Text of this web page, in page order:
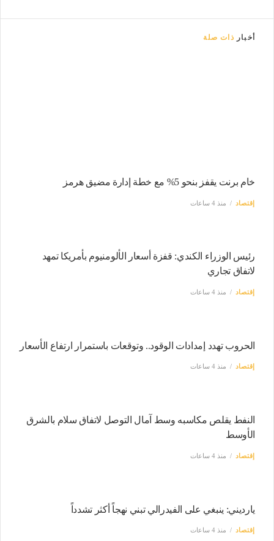
أخبار ذات صلة
خام برنت يقفز بنحو 5% مع خطة إدارة مضيق هرمز
إقتصاد منذ 4 ساعات
رئيس الوزراء الكندي: قفزة أسعار الألومنيوم بأمريكا تمهد
لاتفاق تجاري
إقتصاد منذ 4 ساعات
الحروب تهدد إمدادات الوقود.. وتوقعات باستمرار ارتفاع الأسعار
إقتصاد منذ 4 ساعات
النفط يقلص مكاسبه وسط آمال التوصل لاتفاق سلام بالشرق
الأوسط
إقتصاد منذ 4 ساعات
يارديني: ينبغي على الفيدرالي تبني نهجاً أكثر تشدداً
إقتصاد منذ 4 ساعات